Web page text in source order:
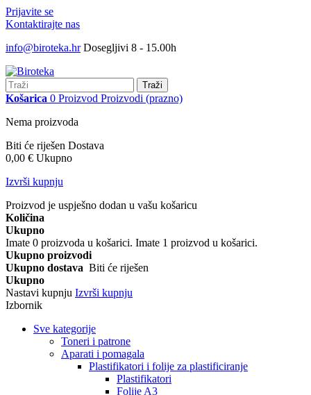
Prijavite se
Kontaktirajte nas
info@biroteka.hr Dosegljivi 8 - 15.00h
Traži
Košarica 0 Proizvod Proizvodi (prazno)
Nema proizvoda
Biti će riješen Dostava
0,00 € Ukupno
Izvrši kupnju
Proizvod je uspješno dodan u vašu košaricu
Količina
Ukupno
Imate 0 proizvoda u košarici. Imate 1 proizvod u košarici.
Ukupno proizvodi
Ukupno dostava Biti će riješen
Ukupno
Nastavi kupnju Izvrši kupnju
Izbornik
Sve kategorije
Toneri i patrone
Aparati i pomagala
Plastifikatori i folije za plastificiranje
Plastifikatori
Folije A3